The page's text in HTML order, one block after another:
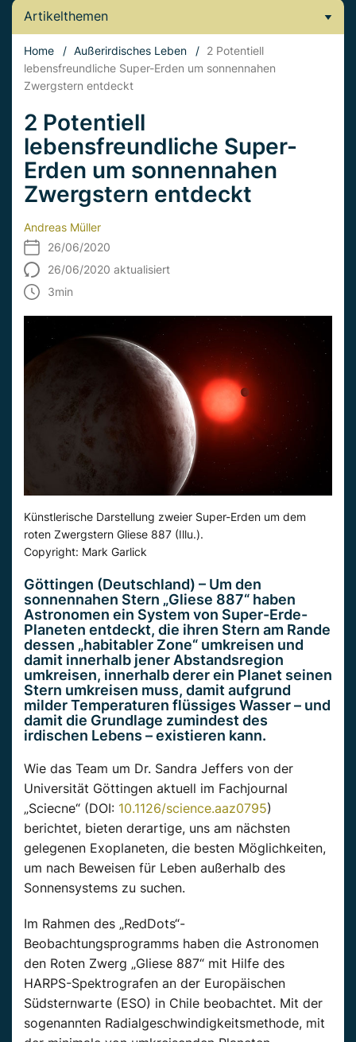
Artikelthemen
Home / Außerirdisches Leben / 2 Potentiell
lebensfreundliche Super-Erden um sonnennahen
Zwergstern entdeckt
2 Potentiell
lebensfreundliche Super-
Erden um sonnennahen
Zwergstern entdeckt
Andreas Müller
26/06/2020
26/06/2020 aktualisiert
3min
Künstlerische Darstellung zweier Super-Erden um dem
roten Zwergstern Gliese 887 (Illu.).
Copyright: Mark Garlick
Göttingen (Deutschland) – Um den
sonnennahen Stern „Gliese 887“ haben
Astronomen ein System von Super-Erde-
Planeten entdeckt, die ihren Stern am Rande
dessen „habitabler Zone“ umkreisen und
damit innerhalb jener Abstandsregion
umkreisen, innerhalb derer ein Planet seinen
Stern umkreisen muss, damit aufgrund
milder Temperaturen flüssiges Wasser – und
damit die Grundlage zumindest des
irdischen Lebens – existieren kann.
Wie das Team um Dr. Sandra Jeffers von der
Universität Göttingen aktuell im Fachjournal
„Sciecne“ (DOI: 10.1126/science.aaz0795)
berichtet, bieten derartige, uns am nächsten
gelegenen Exoplaneten, die besten Möglichkeiten,
um nach Beweisen für Leben außerhalb des
Sonnensystems zu suchen.
Im Rahmen des „RedDots“-
Beobachtungsprogramms haben die Astronomen
den Roten Zwerg „Gliese 887“ mit Hilfe des
HARPS-Spektrografen an der Europäischen
Südsternwarte (ESO) in Chile beobachtet. Mit der
sogenannten Radialgeschwindigkeitsmethode, mit